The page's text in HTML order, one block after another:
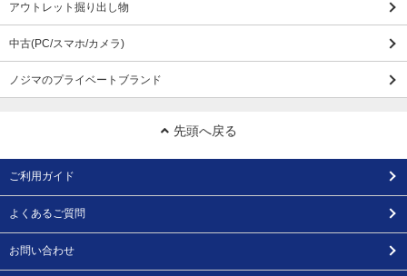
アウトレット掘り出し物
中古(PC/スマホ/カメラ)
ノジマのプライベートブランド
先頭へ戻る
ご利用ガイド
よくあるご質問
お問い合わせ